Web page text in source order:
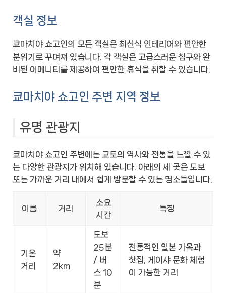
객실 정보
쿄마치야 쇼고인의 모든 객실은 최신식 인테리어와 편안한
분위기로 꾸며져 있습니다. 각 객실은 고급스러운 침구와 완
비된 어메니티를 제공하여 편안한 휴식을 취할 수 있습니다.
쿄마치야 쇼고인 주변 지역 정보
유명 관광지
쿄마치야 쇼고인 주변에는 교토의 역사와 전통을 느낄 수 있
는 다양한 관광지가 위치해 있습니다. 아래의 세 곳은 도보
또는 가까운 거리 내에서 쉽게 방문할 수 있는 명소들입니다.
이름 거리
소요
시간
특징
기온
거리
약
2km
도보
25분
/ 버
스 10
분
전통적인 일본 가옥과
찻집, 게이샤 문화 체험
이 가능한 거리